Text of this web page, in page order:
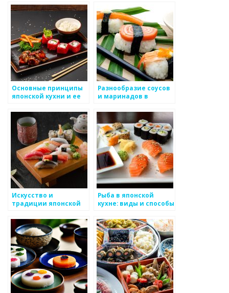
продуктов в японской
кухне
Основные принципы
японской кухни и ее
Разнообразие соусов
и маринадов в
Искусство и
традиции японской
Рыба в японской
кухне: виды и способы